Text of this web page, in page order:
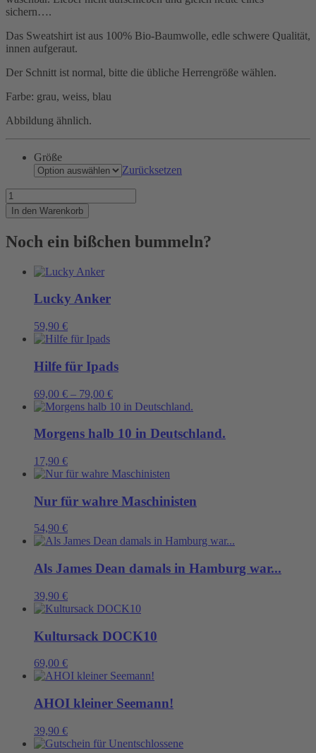
sichern….
Das Sweatshirt ist aus 100% Bio-Baumwolle, edle schwere Qualität,
innen aufgeraut.
Der Schnitt ist normal, bitte die übliche Herrengröße wählen.
Farbe: grau, weiss, blau
Abbildung ähnlich.
Größe
Zurücksetzen
Today's
ToDos
Menge
In den Warenkorb
Noch ein bißchen bummeln?
Lucky Anker
59,90 €
Hilfe für Ipads
69,00 € – 79,00 €
Morgens halb 10 in Deutschland.
17,90 €
Nur für wahre Maschinisten
54,90 €
Als James Dean damals in Hamburg war...
39,90 €
Kultursack DOCK10
69,00 €
AHOI kleiner Seemann!
39,90 €